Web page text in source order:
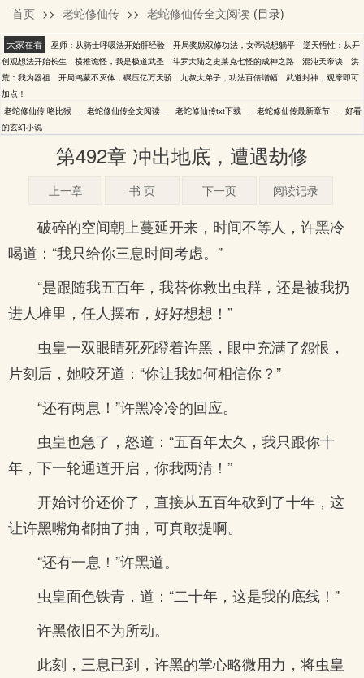
咯比猴
首页 >> 老蛇修仙传 >> 老蛇修仙传全文阅读 (目录)
大家在看 巫师：从骑士呼吸法开始肝经验 开局奖励双修功法，女帝说想躺平
逆天悟性：从开
创观想法开始长生
横推诡怪，我是极道武圣 斗罗大陆之史莱克七怪的成神之路 混沌天帝诀
洪
荒：我为器祖
开局鸿蒙不灭体，碾压亿万天骄 九叔大弟子，功法百倍增幅
武道封神，观摩即可
加点！
老蛇修仙传 咯比猴 - 老蛇修仙传全文阅读 - 老蛇修仙传txt下载 - 老蛇修仙传最新章节 - 好看
的玄幻小说
第492章 冲出地底，遭遇劫修
上一章 书 页 下一页 阅读记录
破碎的空间朝上蔓延开来，时间不等人，许黑冷
喝道：“我只给你三息时间考虑。”
“是跟随我五百年，我替你救出虫群，还是被我扔
进人堆里，任人摆布，好好想想！”
虫皇一双眼睛死死瞪着许黑，眼中充满了怨恨，
片刻后，她咬牙道：“你让我如何相信你？”
“还有两息！”许黑冷冷的回应。
虫皇也急了，怒道：“五百年太久，我只跟你十
年，下一轮通道开启，你我两清！”
开始讨价还价了，直接从五百年砍到了十年，这
让许黑嘴角都抽了抽，可真敢提啊。
“还有一息！”许黑道。
虫皇面色铁青，道：“二十年，这是我的底线！”
许黑依旧不为所动。
此刻，三息已到，许黑的掌心略微用力，将虫皇